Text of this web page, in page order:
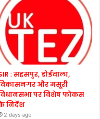
: सहसपुर, डोईवाला,
और मसूरी
पर विशेष फोकस
निर्देश
2 days ago